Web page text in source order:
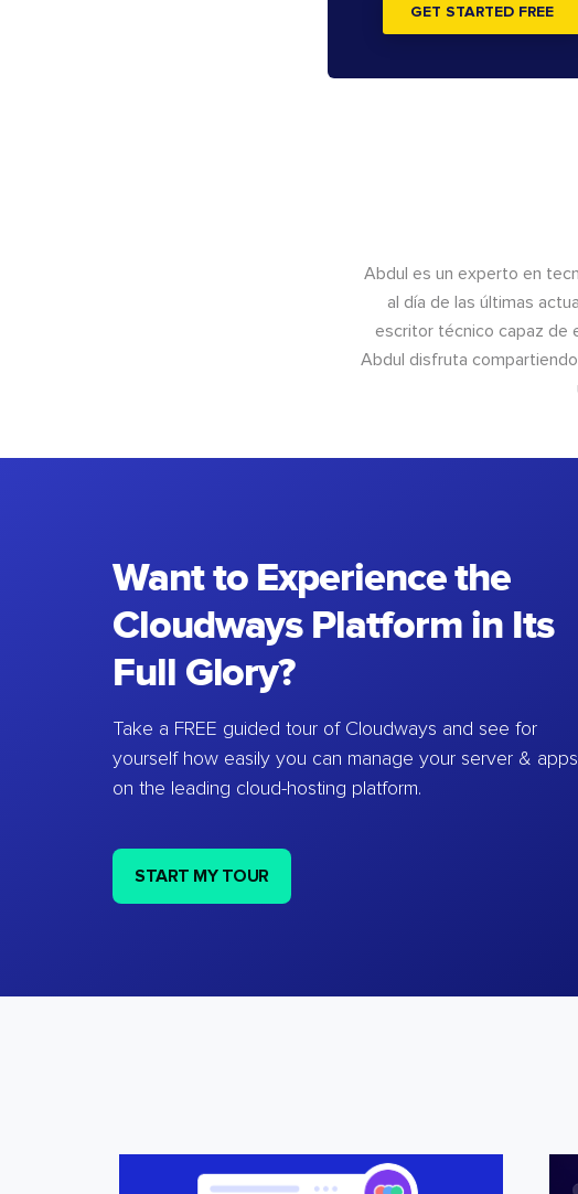
GET STARTED FREE
Abdul es un experto en
al día de las últimas
escritor técnico capaz de
Abdul disfruta
Want to Experience the
Cloudways Platform in Its
Full Glory?
Take a FREE guided tour of Cloudways and see for
yourself how easily you can manage your server & apps
on the leading cloud-hosting platform.
START MY TOUR